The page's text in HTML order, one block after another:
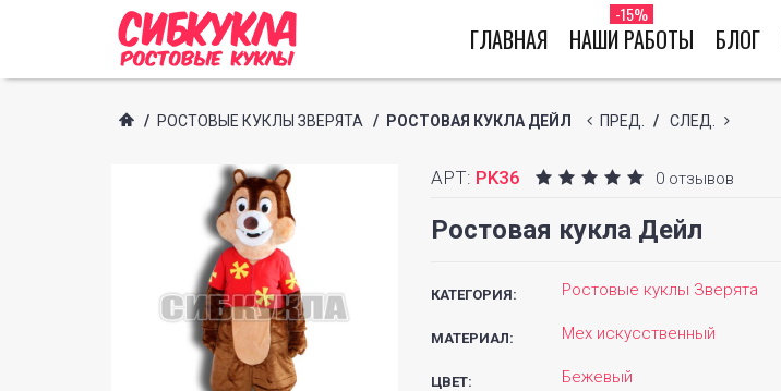
ГЛАВНАЯ НАШИ РАБОТЫ
-15%
БЛОГ
/ РОСТОВЫЕ КУКЛЫ ЗВЕРЯТА / РОСТОВАЯ КУКЛА ДЕЙЛ ПРЕД. / СЛЕД.
АРТ: PK36 0 отзывов
Ростовая кукла Дейл
КАТЕГОРИЯ: Ростовые куклы Зверята
МАТЕРИАЛ: Мех искусственный
ЦВЕТ: Бежевый